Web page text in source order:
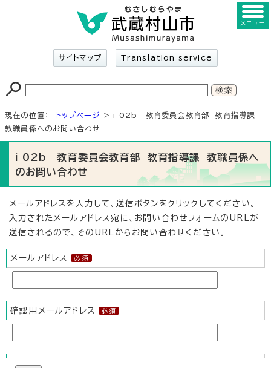
サイトマップ Translation service
メニュー
現在の位置： トップページ
> i_02b 教育委員会教育部 教育指導課
教職員係へのお問い合わせ
i_02b 教育委員会教育部 教育指導課 教職員係へ
のお問い合わせ
メールアドレスを入力して、送信ボタンをクリックしてください。
入力されたメールアドレス宛に、お問い合わせフォームのURLが
送信されるので、そのURLからお問い合わせください。
メールアドレス
確認用メールアドレス